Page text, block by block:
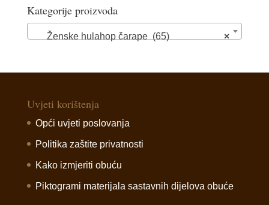
Kategorije proizvoda
×
Ženske hulahop čarape (65)
Uvjeti korištenja
Opći uvjeti poslovanja
Politika zaštite privatnosti
Kako izmjeriti obuću
Piktogrami materijala sastavnih dijelova obuće